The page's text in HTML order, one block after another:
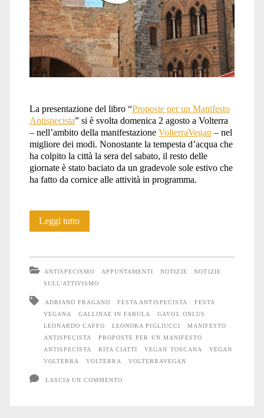
La presentazione del libro “Proposte per un Manifesto
Antispecista” si è svolta domenica 2 agosto a Volterra
– nell’ambito della manifestazione VolterraVegan – nel
migliore dei modi. Nonostante la tempesta d’acqua che
ha colpito la città la sera del sabato, il resto delle
giornate è stato baciato da un gradevole sole estivo che
ha fatto da cornice alle attività in programma.
Leggi tuttoDue
antispeciste
a
Volterra
ANTISPECISMO APPUNTAMENTI NOTIZIE
NOTIZIE
SULL'ATTIVISMO
ADRIANO FRAGANO FESTA ANTISPECISTA
FESTA
VEGANA
GALLINAE IN FABULA
GAVOL ONLUS
LEONARDO CAFFO
LEONORA PIGLIUCCI
MANIFESTO
ANTISPECISTA
PROPOSTE PER UN MANIFESTO
ANTISPECISTA
RITA CIATTI VEGAN TOSCANA
VEGAN
VOLTERRA
VOLTERRA VOLTERRAVEGAN
LASCIA UN COMMENTO